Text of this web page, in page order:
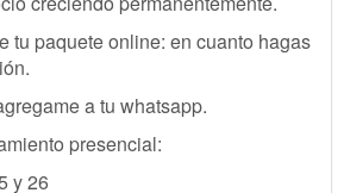
tu paquete online: en cuanto hagas
a tu whatsapp.
presencial:
y 26